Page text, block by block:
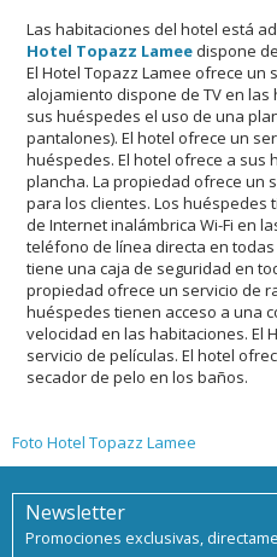
Las habitaciones del hotel está
Hotel Topazz Lameedispone
El Hotel Topazz Lamee ofrece un
alojamiento dispone de TV en
sus huéspedes el uso de una
pantalones). El hotel ofrece un
huéspedes. El hotel ofrece a sus
plancha. La propiedad ofrece un
para los clientes. Los huéspedes
de Internet inalámbrica Wi-Fi en
teléfono de línea directa en
tiene una caja de seguridad en
propiedad ofrece un servicio de
huéspedes tienen acceso a una
velocidad en las habitaciones. El
servicio de películas. El hotel
secador de pelo en los baños.
Foto Hotel Topazz Lamee
Newsletter
Promociones exclusivas,